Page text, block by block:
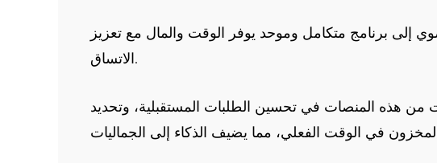
إلى برنامج متكامل وموحد يوفر الوقت والمال مع تعزيز
الاتساق.
من هذه المنصات في تحسين الطلبات المستقبلية، وتحديد